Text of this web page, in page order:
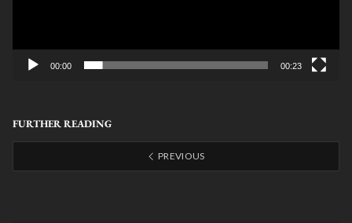
00:00 00:23
FURTHER READING
PREVIOUS